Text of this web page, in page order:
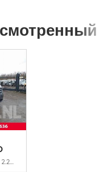
Vito (447.6), Van, 2014 2.2 114 CDI 16V